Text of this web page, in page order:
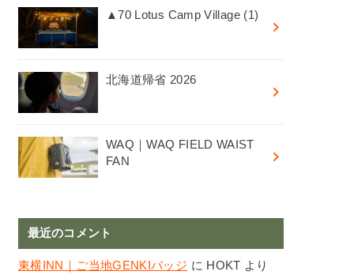
▲70 Lotus Camp Village (1)
北海道帰省 2026
WAQ｜WAQ FIELD WAIST
FAN
最近のコメント
東横INN｜ご当地GENKIバッジ に HOKT より